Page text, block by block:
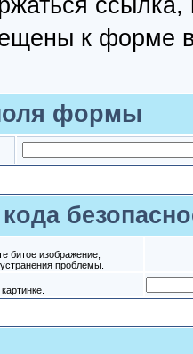
к форме
формы
битое изображение,
проблемы.